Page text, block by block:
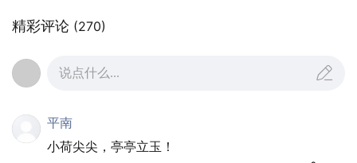
精彩评论 (270)
说点什么...
平南
小荷尖尖，亭亭立玉！